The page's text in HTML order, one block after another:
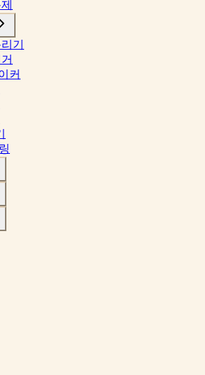
기
커